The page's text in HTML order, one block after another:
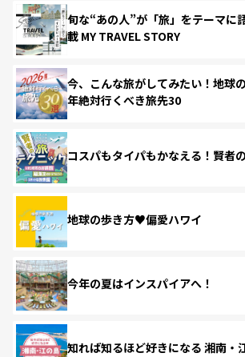
旬な“あの人”が「旅」をテーマに
載 MY TRAVEL STORY
今、こんな旅がしてみたい！地球
年絶対行くべき旅先30
コスパもタイパもかなえる！賢者
地球の歩き方♥偏愛ハワイ
今年の夏はインスパイアへ！
知れば知るほど好きになる 湘南・